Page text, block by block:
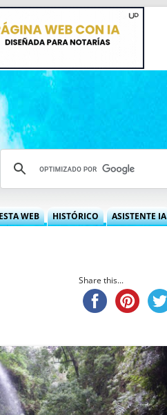
IRPF
WEB
PREMIO NYR
NUEVA ETAPA
POLÍTICA DE PRIVACIDAD
AVISO LEGAL
REPORTAR INCIDENCIA
HISTÓRICO ASISTENTE IA
Share this...